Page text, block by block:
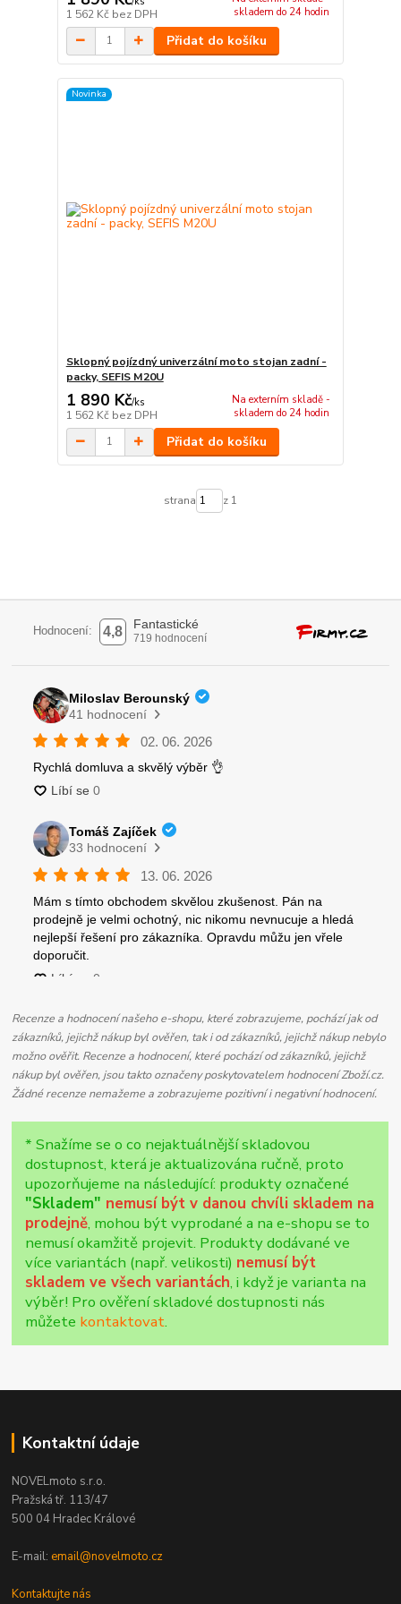
1 562 Kč bez DPH
skladem do 24 hodin
Přidat do košíku
Novinka
Sklopný pojízdný univerzální moto stojan zadní -
packy, SEFIS M20U
1 890 Kč/ks
1 562 Kč bez DPH
Na externím skladě -
skladem do 24 hodin
Přidat do košíku
strana z 1
Recenze a hodnocení našeho e-shopu, které zobrazujeme, pochází jak od
zákazníků, jejichž nákup byl ověřen, tak i od zákazníků, jejichž nákup nebylo
možno ověřit. Recenze a hodnocení, které pochází od zákazníků, jejichž
nákup byl ověřen, jsou takto označeny poskytovatelem hodnocení Zboží.cz.
Žádné recenze nemažeme a zobrazujeme pozitivní i negativní hodnocení.
* Snažíme se o co nejaktuálnější skladovou
dostupnost, která je aktualizována ručně, proto
upozorňujeme na následující: produkty označené
"Skladem" nemusí být v danou chvíli skladem na
prodejně, mohou být vyprodané a na e-shopu se to
nemusí okamžitě projevit. Produkty dodávané ve
více variantách (např. velikosti) nemusí být
skladem ve všech variantách, i když je varianta na
výběr! Pro ověření skladové dostupnosti nás
můžete kontaktovat.
Kontaktní údaje
NOVELmoto s.r.o.
Pražská tř. 113/47
500 04 Hradec Králové
E-mail: email@novelmoto.cz
Kontaktujte nás